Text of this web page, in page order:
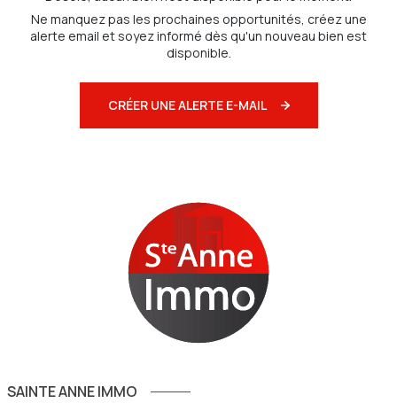
Ne manquez pas les prochaines opportunités, créez une
alerte email et soyez informé dès qu'un nouveau bien est
disponible.
CRÉER UNE ALERTE E-MAIL
SAINTE ANNE IMMO